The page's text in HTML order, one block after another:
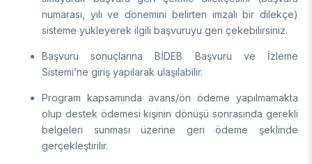
numarası, yılı ve dönemini belirten imzalı bir dilekçe)
sisteme yükleyerek ilgili başvuruyu geri çekebilirsiniz.
Başvuru sonuçlarına BİDEB Başvuru ve İzleme
Sistemi’ne giriş yapılarak ulaşılabilir.
Program kapsamında avans/ön ödeme yapılmamakta
olup destek ödemesi kişinin dönüşü sonrasında gerekli
belgeleri sunması üzerine geri ödeme şeklinde
gerçekleştirilir.